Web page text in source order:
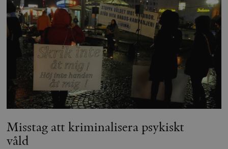
Misstag att kriminalisera psykiskt
våld